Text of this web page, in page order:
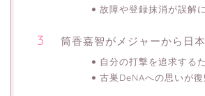
故障や登録抹消が誤解
筒香嘉智がメジャーから日
自分の打撃を追求する
古巣DeNAへの思いが